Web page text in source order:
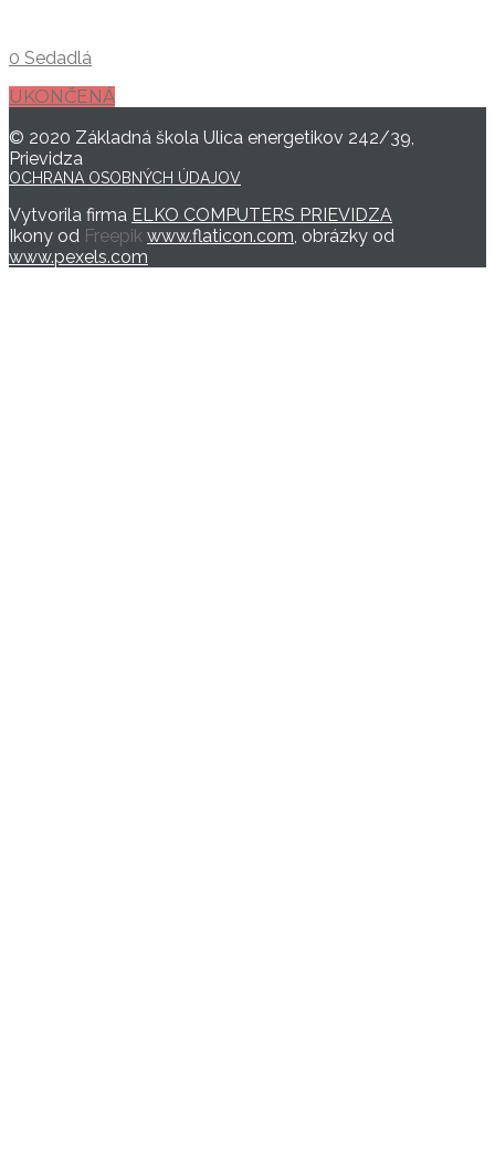
0 Sedadlá
UKONČENÁ
© 2020 Základná škola Ulica energetikov 242/39,
Prievidza
OCHRANA OSOBNÝCH ÚDAJOV
Vytvorila firma ELKO COMPUTERS PRIEVIDZA
Ikony od Freepik www.flaticon.com, obrázky od
www.pexels.com